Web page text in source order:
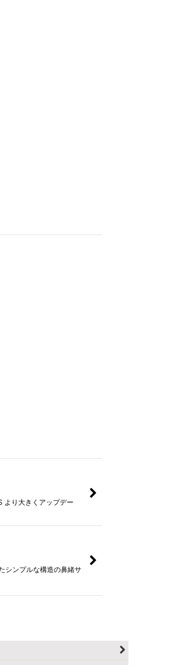
より大きくアップデー
シンプルな構造の鼻緒サ